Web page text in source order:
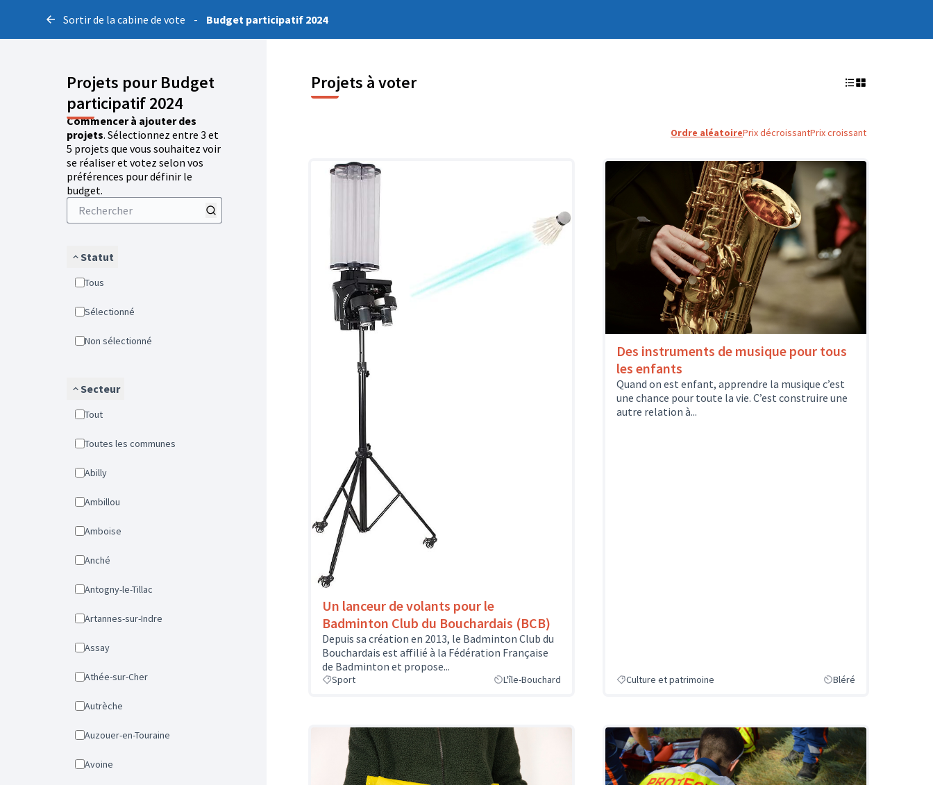
Sortir de la cabine de vote - Budget participatif 2024
Projets pour Budget
participatif 2024
Commencer à ajouter des
projets. Sélectionnez entre 3 et
5 projets que vous souhaitez voir
se réaliser et votez selon vos
préférences pour définir le
budget.
Statut
Tous
Sélectionné
Non sélectionné
Secteur
Tout
Toutes les communes
Abilly
Ambillou
Amboise
Anché
Antogny-le-Tillac
Artannes-sur-Indre
Assay
Athée-sur-Cher
Autrèche
Auzouer-en-Touraine
Avoine
Projets à voter
Ordre aléatoirePrix décroissantPrix croissant
Un lanceur de volants pour le
Badminton Club du Bouchardais (BCB)
Depuis sa création en 2013, le Badminton Club du
Bouchardais est affilié à la Fédération Française
de Badminton et propose...
Sport L'île-Bouchard
Des instruments de musique pour tous
les enfants
Quand on est enfant, apprendre la musique c’est
une chance pour toute la vie. C’est construire une
autre relation à...
Culture et patrimoine Bléré